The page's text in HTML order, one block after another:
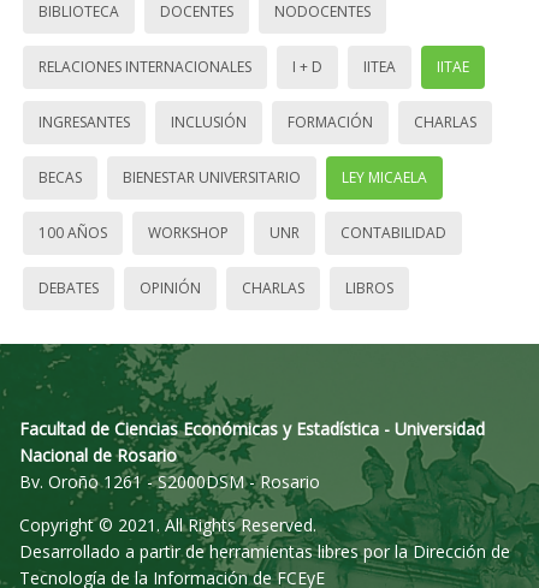
BIBLIOTECA DOCENTES NODOCENTES
RELACIONES INTERNACIONALES I + D IITEA IITAE
INGRESANTES INCLUSIÓN FORMACIÓN CHARLAS
BECAS BIENESTAR UNIVERSITARIO LEY MICAELA
100 AÑOS WORKSHOP UNR CONTABILIDAD
DEBATES OPINIÓN CHARLAS LIBROS
Facultad de Ciencias Económicas y Estadística - Universidad
Nacional de Rosario
Bv. Oroño 1261 - S2000DSM - Rosario
Copyright © 2021. All Rights Reserved.
Desarrollado a partir de herramientas libres por la Dirección de
Tecnología de la Información de FCEyE